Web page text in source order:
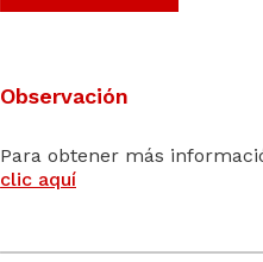
Observación
Para obtener más
clic aquí